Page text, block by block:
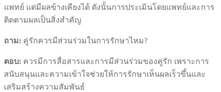
แพทย์ แต่มีผลข้างเคียงได้ ดังนั้นการประเมินโดยแพทย์และการ
ติดตามผลเป็นสิ่งสำคัญ
ถาม: คู่รักควรมีส่วนร่วมในการรักษาไหม?
ตอบ: ควรมีการสื่อสารและการมีส่วนร่วมของคู่รัก เพราะการ
สนับสนุนและความเข้าใจช่วยให้การรักษาเห็นผลเร็วขึ้นและ
เสริมสร้างความสัมพันธ์